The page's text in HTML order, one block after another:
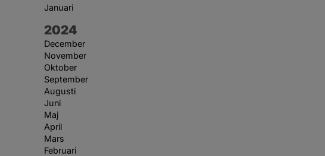
Januari
År:
2024
December
November
Oktober
September
Augusti
Juni
Maj
April
Mars
Februari